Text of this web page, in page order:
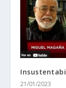
21/01/2023